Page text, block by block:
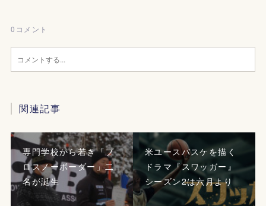
0 コメント
関連記事
専門学校から若き「プ
ロスノーボーダー」二
名が誕生
米ユースバスケを描く
ドラマ『スワッガー』
シーズン2は六月より